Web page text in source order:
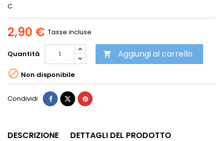
C
2,90 € Tasse incluse
Quantità  Aggiungi al carrello
 Non disponibile
Condividi
DESCRIZIONE DETTAGLI DEL PRODOTTO